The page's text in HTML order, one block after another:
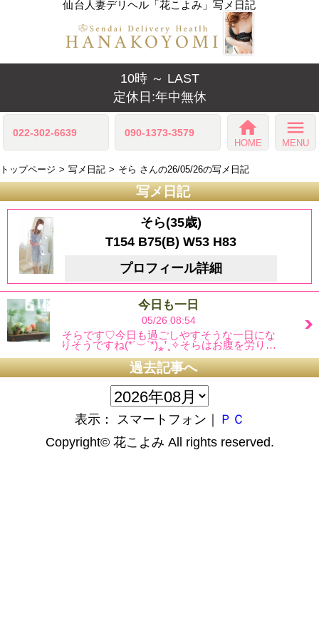
仙台人妻デリヘル「花こよみ」写メ日記
10時 ～ LAST
定休日:年中無休
022-302-6639 090-1373-3579 home
HOME
menu
MENU
トップページ 写メ日記 そら さんの26/05/26の写メ日記
写メ日記
そら(35歳)
T154 B75(B) W53 H83
プロフィール詳細
今日も一日
05/26 08:54
そらです♡今日も過ごしやすそうな一日にな
りそうですね(*´︶`*)⁎⁺˳✧そらはお腹を労り…
過去記事へ
表示： スマートフォン｜
ＰＣ
Copyright© 花こよみ All rights reserved.